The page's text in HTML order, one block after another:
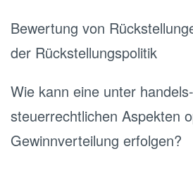
Bewertung von
der Rückstellungspolitik
Wie kann eine unter
steuerrechtlichen Aspekten
Gewinnverteilung erfolgen?